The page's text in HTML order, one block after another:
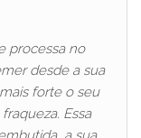
processa no
desde a sua
forte o seu
Essa